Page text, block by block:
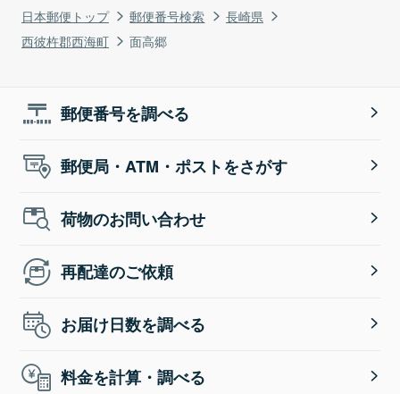
日本郵便トップ 郵便番号検索
長崎県
西彼杵郡西海町
面高郷
郵便番号を調べる
郵便局・ATM・ポストをさがす
荷物のお問い合わせ
再配達のご依頼
お届け日数を調べる
料金を計算・調べる